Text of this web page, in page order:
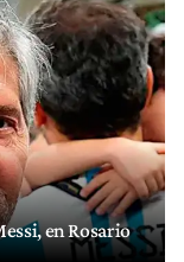
en Rosario